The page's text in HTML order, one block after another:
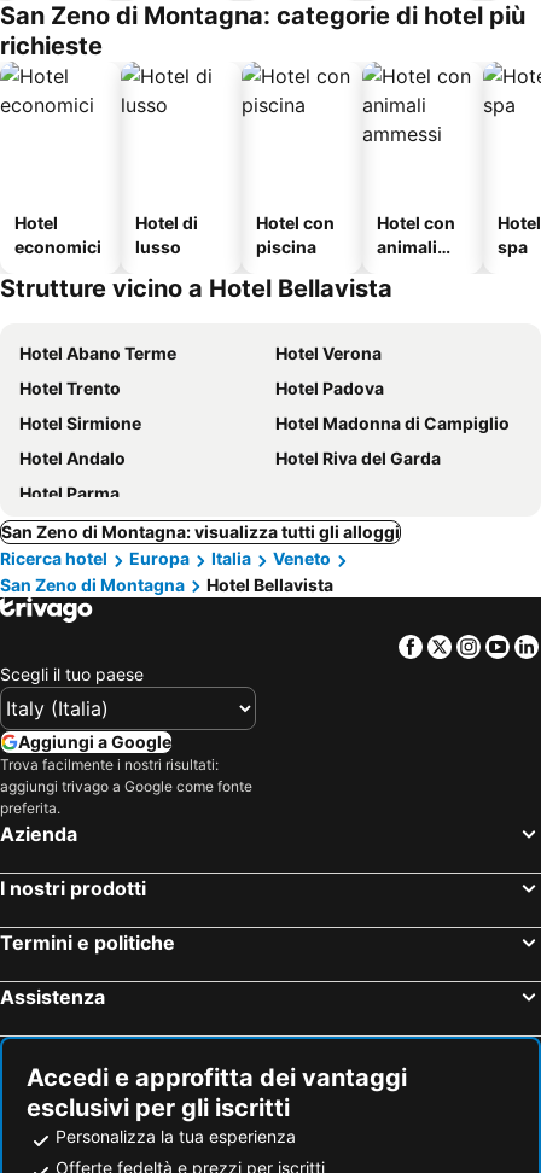
San Zeno di Montagna: categorie di hotel più
richieste
Hotel
economici
Hotel di
lusso
Hotel con
piscina
Hotel con
animali
spa
Strutture vicino a Hotel Bellavista
Hotel Abano Terme
Hotel Verona
Hotel Trento
Hotel Padova
Hotel Sirmione
Hotel Madonna di Campiglio
Hotel Andalo
Hotel Riva del Garda
Hotel Parma
San Zeno di Montagna: visualizza tutti gli alloggi
Ricerca hotel
Europa Italia
Veneto
San Zeno di Montagna
Hotel Bellavista
Facebook
Twitter
Scegli il tuo paese
Aggiungi a Google
Trova facilmente i nostri risultati:
aggiungi trivago a Google come fonte
preferita.
Azienda
I nostri prodotti
Termini e politiche
Assistenza
Accedi e approfitta dei vantaggi
esclusivi per gli iscritti
Personalizza la tua esperienza
Offerte fedeltà e prezzi per iscritti